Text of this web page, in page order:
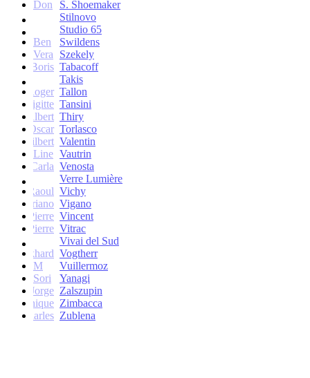
Don
S. Shoemaker
Stilnovo
Studio 65
Ben
Swildens
Vera
Szekely
Boris Tabacoff
Takis
Roger Tallon
Brigitte Tansini
Albert Thiry
Oscar Torlasco
Gilbert Valentin
Line Vautrin
Carla Venosta
Verre Lumière
Raoul Vichy
Vittoriano Vigano
Jean-Pierre Vincent
Jean-Pierre Vitrac
Vivai del Sud
Burkhard Vogtherr
M
Vuillermoz
Sori
Yanagi
Jorge Zalszupin
Dominique Zimbacca
Charles Zublena